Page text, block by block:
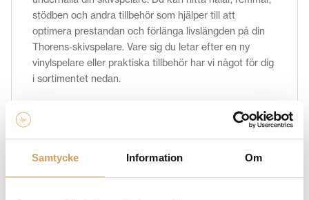
Samtycke Information Om
stödben och andra tillbehör som hjälper till att
optimera prestandan och förlänga livslängden på din
Thorens-skivspelare. Vare sig du letar efter en ny
vinylspelare eller praktiska tillbehör har vi något för dig
i sortimentet nedan.